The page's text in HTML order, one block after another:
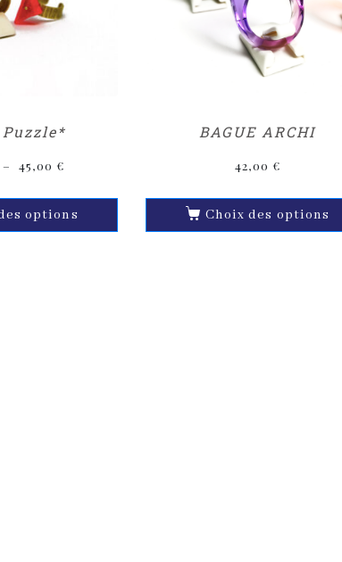
Puzzle*
– 45,00 €
options
BAGUE ARCHI
42,00 €
Choix des options